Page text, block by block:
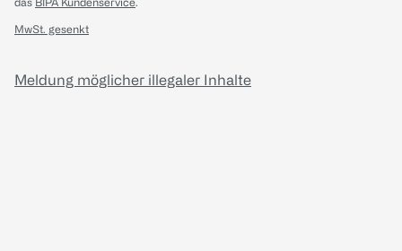
MwSt. gesenkt
Meldung möglicher illegaler Inhalte